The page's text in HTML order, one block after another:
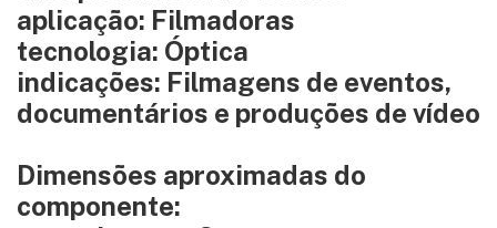
aplicação: Filmadoras
tecnologia: Óptica
indicações: Filmagens de eventos,
documentários e produções de vídeo
Dimensões aproximadas do
componente: